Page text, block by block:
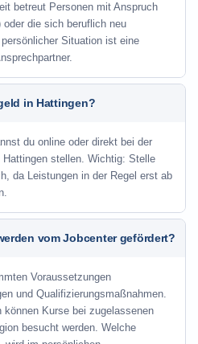
betreut Personen mit Anspruch
die sich beruflich neu
Situation ist eine
in Hattingen?
du online oder direkt bei der
stellen. Wichtig: Stelle
da Leistungen in der Regel erst ab
vom Jobcenter gefördert?
Voraussetzungen
und Qualifizierungsmaßnahmen.
können Kurse bei zugelassenen
besucht werden. Welche